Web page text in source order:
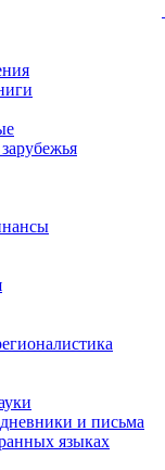
и письма
языках